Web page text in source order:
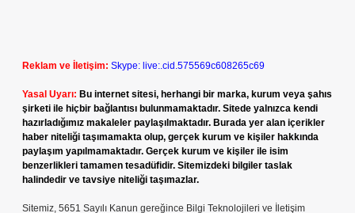
Reklam ve İletişim: Skype: live:.cid.575569c608265c69
Yasal Uyarı: Bu internet sitesi, herhangi bir marka, kurum veya şahıs
şirketi ile hiçbir bağlantısı bulunmamaktadır. Sitede yalnızca kendi
hazırladığımız makaleler paylaşılmaktadır. Burada yer alan içerikler
haber niteliği taşımamakta olup, gerçek kurum ve kişiler hakkında
paylaşım yapılmamaktadır. Gerçek kurum ve kişiler ile isim
benzerlikleri tamamen tesadüfidir. Sitemizdeki bilgiler taslak
halindedir ve tavsiye niteliği taşımazlar.
Sitemiz, 5651 Sayılı Kanun gereğince Bilgi Teknolojileri ve İletişim